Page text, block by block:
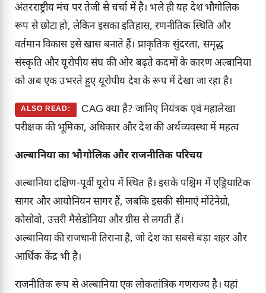
अंतरराष्ट्रीय मंच पर तेजी से चर्चा में है। भले ही यह देश भौगोलिक
रूप से छोटा हो, लेकिन इसका इतिहास, रणनीतिक स्थिति और
वर्तमान विकास इसे खास बनाते हैं। प्राकृतिक सुंदरता, समृद्ध
संस्कृति और यूरोपीय संघ की ओर बढ़ते कदमों के कारण अल्बानिया
को अब एक उभरते हुए यूरोपीय देश के रूप में देखा जा रहा है।
ALSO READ:
CAG क्या है? जानिए नियंत्रक एवं महालेखा
परीक्षक की भूमिका, अधिकार और देश की अर्थव्यवस्था में महत्व
अल्बानिया का भौगोलिक और राजनीतिक परिचय
अल्बानिया दक्षिण-पूर्वी यूरोप में स्थित है। इसके पश्चिम में एड्रियाटिक
सागर और आयोनियन सागर हैं, जबकि इसकी सीमाएं मोंटेनेग्रो,
कोसोवो, उत्तरी मैसेडोनिया और ग्रीस से लगती हैं।
अल्बानिया की राजधानी तिराना है, जो देश का सबसे बड़ा शहर और
आर्थिक केंद्र भी है।
राजनीतिक रूप से अल्बानिया एक लोकतांत्रिक गणराज्य है। यहां